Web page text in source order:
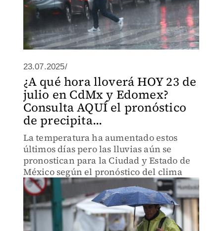
23.07.2025/
¿A qué hora lloverá HOY 23 de
julio en CdMx y Edomex?
Consulta AQUÍ el pronóstico
de precipita...
La temperatura ha aumentado estos
últimos días pero las lluvias aún se
pronostican para la Ciudad y Estado de
México según el pronóstico del clima